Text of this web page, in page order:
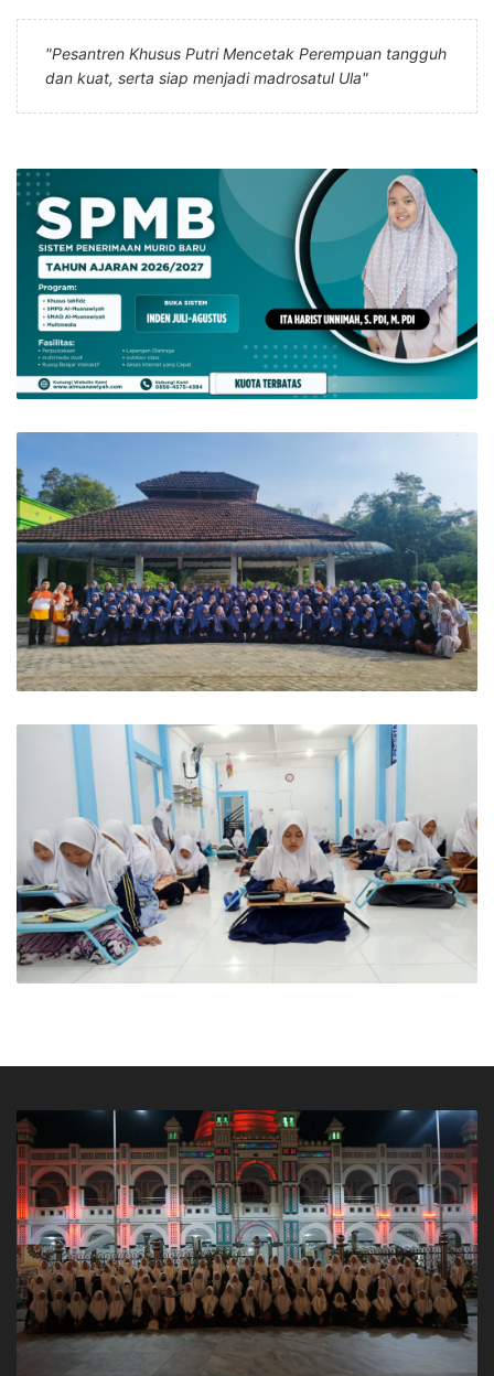
"Pesantren Khusus Putri Mencetak Perempuan tangguh
dan kuat, serta siap menjadi madrosatul Ula"